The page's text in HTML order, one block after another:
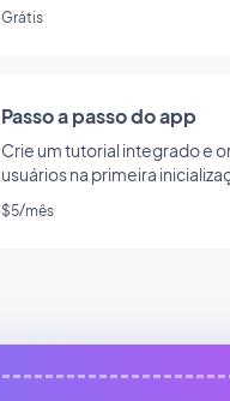
Grátis
Passo a passo do app
Crie um tutorial integrado e
usuários na primeira
app
$5/mês